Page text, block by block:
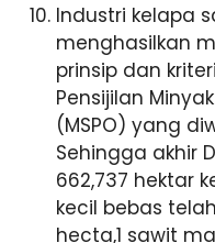
Industri kelapa
menghasilkan
prinsip dan
Pensijilan
(MSPO) yang
Sehingga akhir
662,737 hektar
kecil bebas
hecta,1 sawit